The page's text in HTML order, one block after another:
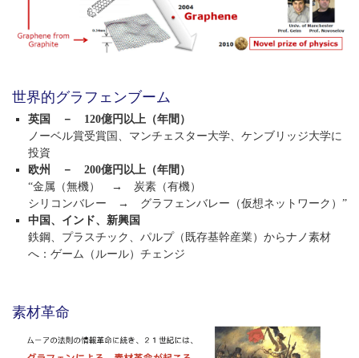
世界的グラフェンブーム
英国 － 120億円以上（年間）
ノーベル賞受賞国、マンチェスター大学、ケンブリッジ大学に
投資
欧州 － 200億円以上（年間）
“金属（無機） → 炭素（有機）
シリコンバレー → グラフェンバレー（仮想ネットワーク）”
中国、インド、新興国
鉄鋼、プラスチック、パルプ（既存基幹産業）からナノ素材
へ：ゲーム（ルール）チェンジ
素材革命